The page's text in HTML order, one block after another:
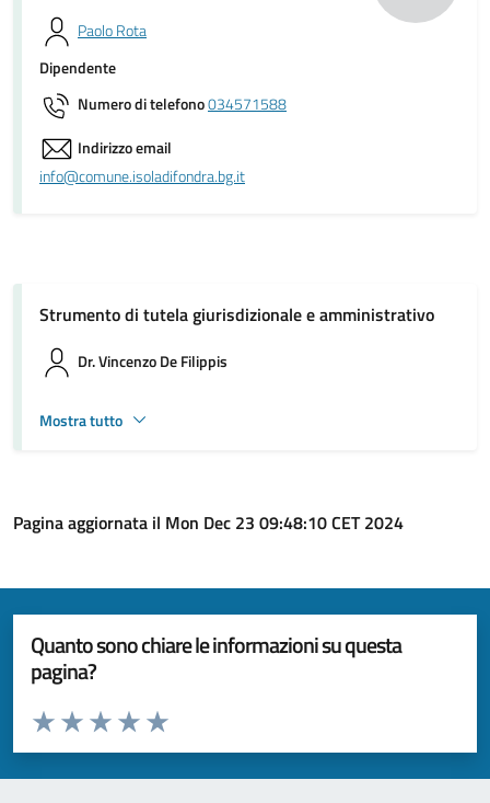
Paolo Rota
Dipendente
Numero di telefono034571588
Indirizzo email
info@comune.isoladifondra.bg.it
Strumento di tutela giurisdizionale e amministrativo
Dr. Vincenzo De Filippis
Mostra tutto
Pagina aggiornata il Mon Dec 23 09:48:10 CET 2024
Quanto sono chiare le informazioni su questa
pagina?
Valuta da 1 a 5 stelle la pagina
Valuta 5 stelle su 5
Valuta 4 stelle su 5
Valuta 3 stelle su 5
Valuta 2 stelle su 5
Valuta 1 stelle su 5